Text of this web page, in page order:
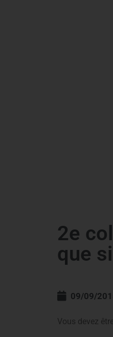
2e
que
09/09/
Vous devez